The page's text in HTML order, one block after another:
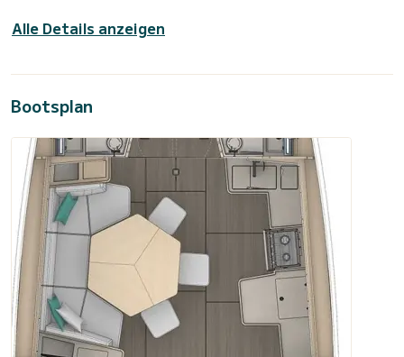
Alle Details anzeigen
Bootsplan